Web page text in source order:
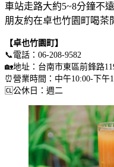
車站走路大約5~8分鐘不
朋友約在卓也竹園町喝茶
【卓也竹園町】
📞電話：06-208-9582
🏡地址：台南市東區前鋒路
⏰營業時間：中午10:00-下午
🆑公休日：週二